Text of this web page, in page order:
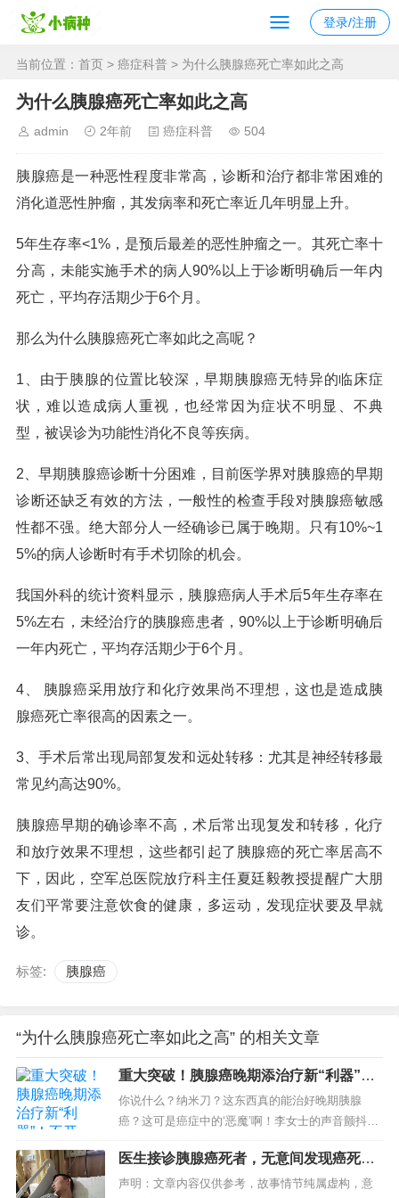
登录/注册
当前位置： 首页 > 癌症科普 > 为什么胰腺癌死亡率如此之高
为什么胰腺癌死亡率如此之高
admin 2年前 癌症科普 504
胰腺癌是一种恶性程度非常高，诊断和治疗都非常困难的
消化道恶性肿瘤，其发病率和死亡率近几年明显上升。
5年生存率<1%，是预后最差的恶性肿瘤之一。其死亡率十
分高，未能实施手术的病人90%以上于诊断明确后一年内
死亡，平均存活期少于6个月。
那么为什么胰腺癌死亡率如此之高呢？
1、由于胰腺的位置比较深，早期胰腺癌无特异的临床症
状，难以造成病人重视，也经常因为症状不明显、不典
型，被误诊为功能性消化不良等疾病。
2、早期胰腺癌诊断十分困难，目前医学界对胰腺癌的早期
诊断还缺乏有效的方法，一般性的检查手段对胰腺癌敏感
性都不强。绝大部分人一经确诊已属于晚期。只有10%~1
5%的病人诊断时有手术切除的机会。
我国外科的统计资料显示，胰腺癌病人手术后5年生存率在
5%左右，未经治疗的胰腺癌患者，90%以上于诊断明确后
一年内死亡，平均存活期少于6个月。
4、 胰腺癌采用放疗和化疗效果尚不理想，这也是造成胰
腺癌死亡率很高的因素之一。
3、手术后常出现局部复发和远处转移：尤其是神经转移最
常见约高达90%。
胰腺癌早期的确诊率不高，术后常出现复发和转移，化疗
和放疗效果不理想，这些都引起了胰腺癌的死亡率居高不
下，因此，空军总医院放疗科主任夏廷毅教授提醒广大朋
友们平常要注意饮食的健康，多运动，发现症状要及早就
诊。
标签: 胰腺癌
“为什么胰腺癌死亡率如此之高” 的相关文章
重大突破！胰腺癌晚期添治疗新“利器”！
不开刀，无痛苦、恢复快
你说什么？纳米刀？这东西真的能治好晚期胰腺
癌？这可是癌症中的‘恶魔’啊！李女士的声音颤抖
着，眼中满是绝望和期盼。她握着丈夫的手，紧紧
地，仿佛要将所有的希望都寄托在这只粗糙的手掌
上。她的丈夫，王先生，被...
医生接诊胰腺癌死者，无意间发现癌死规
律，他们通常有这3大爱好
声明：文章内容仅供参考，故事情节纯属虚构，意